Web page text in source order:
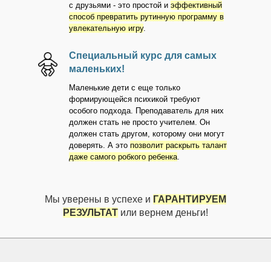
с друзьями - это простой и эффективный
способ превратить рутинную программу в
увлекательную игру.
Специальный курс для самых
маленьких!
Маленькие дети с еще только
формирующейся психикой требуют
особого подхода. Преподаватель для них
должен стать не просто учителем. Он
должен стать другом, которому они могут
доверять. А это позволит раскрыть талант
даже самого робкого ребенка.
Мы уверены в успехе и ГАРАНТИРУЕМ
РЕЗУЛЬТАТ или вернем деньги!